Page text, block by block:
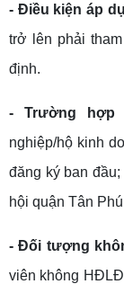
- Điều kiện áp
trở lên phải
định.
- Trường hợp
nghiệp/hộ kinh
đăng ký ban
hội quận Tân
- Đối tượng
viên không